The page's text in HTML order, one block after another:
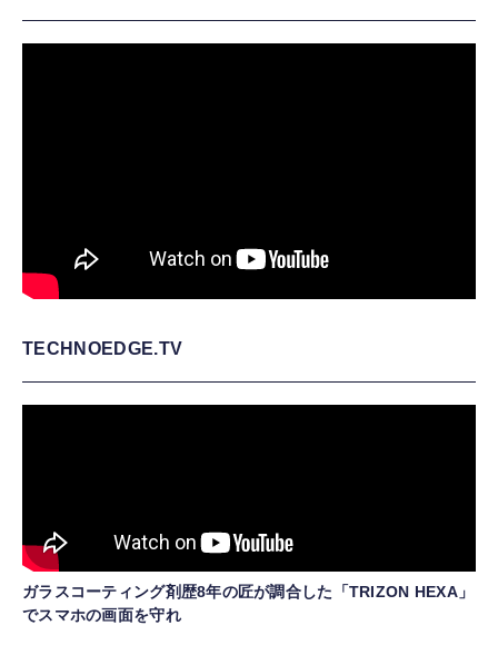
TECHNOEDGE.TV
ガラスコーティング剤歴8年の匠が調合した「TRIZON HEXA」
でスマホの画面を守れ